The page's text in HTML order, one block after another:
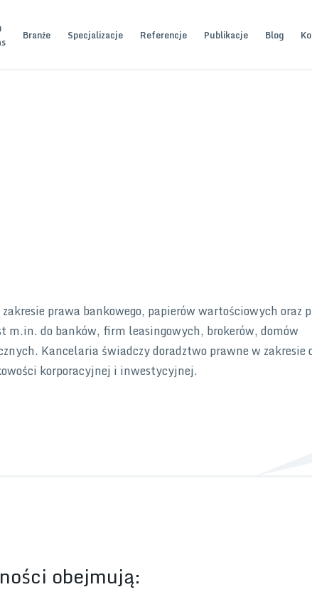
Branże Specjalizacje Referencje Publikacje Blog
prawa bankowego, papierów wartościowych oraz
m.in. do banków, firm leasingowych, brokerów, domów
Kancelaria świadczy doradztwo prawne w zakresie
korporacyjnej i inwestycyjnej.
obejmują: